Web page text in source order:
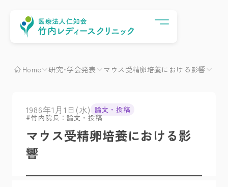
Home 研究･学会発表 マウス受精卵培養における影響
1986年1月1日(水) 論文・投稿
竹内院長：論文・投稿
マウス受精卵培養における影
響